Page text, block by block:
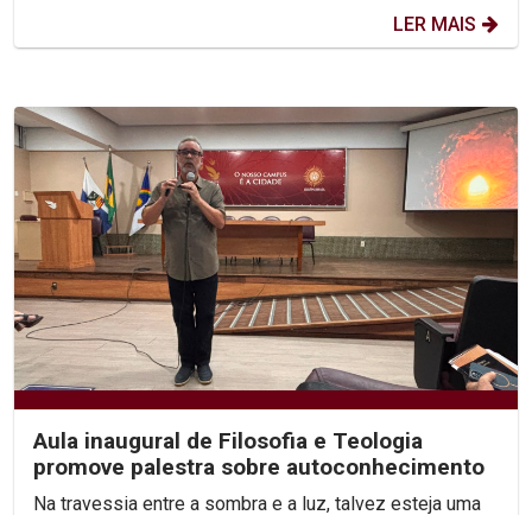
LER MAIS
Aula inaugural de Filosofia e Teologia
promove palestra sobre autoconhecimento
Na travessia entre a sombra e a luz, talvez esteja uma